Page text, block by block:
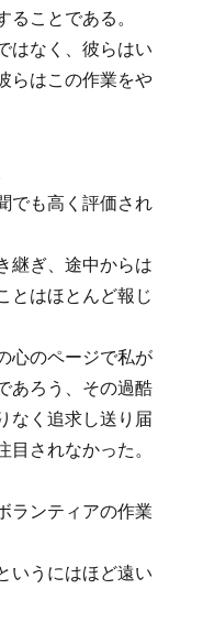
ことである。
はなく、彼らはい
らはこの作業をや
でも高く評価され
継ぎ、途中からは
とはほとんど報じ
心のページで私が
あろう、その過酷
なく追求し送り届
されなかった。
ランティアの作業
いうにはほど遠い